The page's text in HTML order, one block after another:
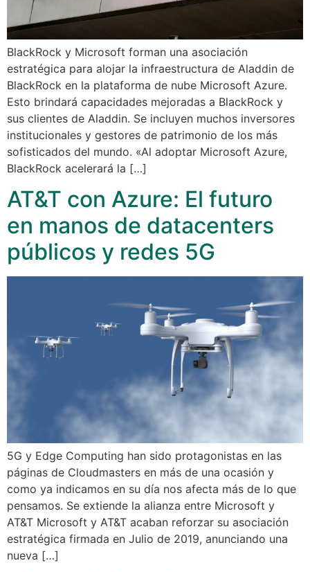
BlackRock y Microsoft forman una asociación
estratégica para alojar la infraestructura de Aladdin de
BlackRock en la plataforma de nube Microsoft Azure.
Esto brindará capacidades mejoradas a BlackRock y
sus clientes de Aladdin. Se incluyen muchos inversores
institucionales y gestores de patrimonio de los más
sofisticados del mundo. «Al adoptar Microsoft Azure,
BlackRock acelerará la […]
AT&T con Azure: El futuro
en manos de datacenters
públicos y redes 5G
5G y Edge Computing han sido protagonistas en las
páginas de Cloudmasters en más de una ocasión y
como ya indicamos en su día nos afecta más de lo que
pensamos. Se extiende la alianza entre Microsoft y
AT&T Microsoft y AT&T acaban reforzar su asociación
estratégica firmada en Julio de 2019, anunciando una
nueva […]